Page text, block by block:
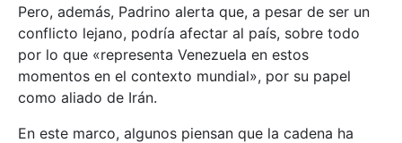
Pero, además, Padrino alerta que, a pesar de ser un
conflicto lejano, podría afectar al país, sobre todo
por lo que «representa Venezuela en estos
momentos en el contexto mundial», por su papel
como aliado de Irán.
En este marco, algunos piensan que la cadena ha